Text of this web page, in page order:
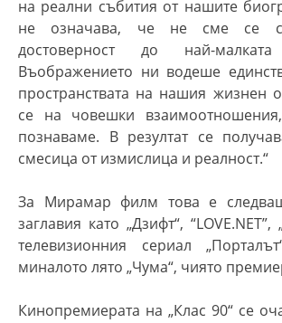
на реални събития от нашите
не означава, че не сме се
достоверност до най-малката
Въображението ни водеше
пространствата на нашия жизнен
се на човешки
познаваме. В резултат се
смесица от измислица и реалност.“
За Мирамар филм това е
заглавия като „Дзифт“, “LOVE.NET”,
телевизионния сериал
миналото лято „Чума“, чиято
Кинопремиерата на „Клас 90“ се